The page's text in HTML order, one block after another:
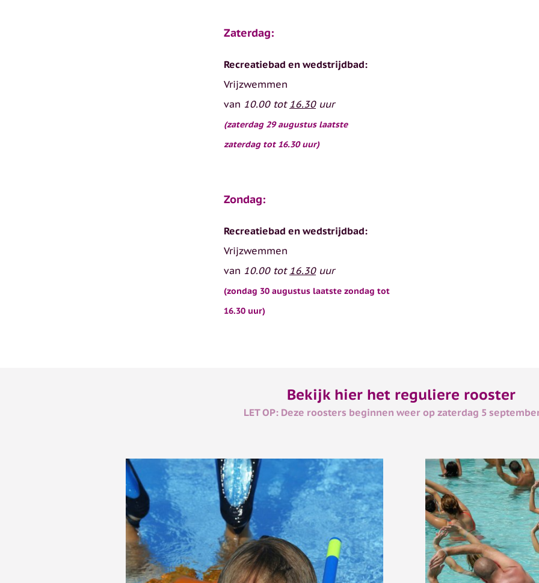
Zaterdag:
Recreatiebad en wedstrijdbad:
Vrijzwemmen
van 10.00 tot 16.30uur
(zaterdag 29 augustus laatste
zaterdag tot 16.30 uur)
Zondag:
Recreatiebad en wedstrijdbad:
Vrijzwemmen
van 10.00 tot 16.30uur
(zondag 30 augustus laatste zondag tot
16.30 uur)
Bekijk hier het reguliere rooster
LET OP: Deze roosters beginnen weer op zaterdag 5